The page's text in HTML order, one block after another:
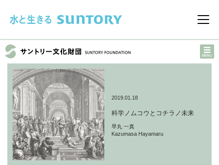
メニ
2019.01.18
科学ノムコウとコチラノ未来
早丸 一真
Kazumasa Hayamaru